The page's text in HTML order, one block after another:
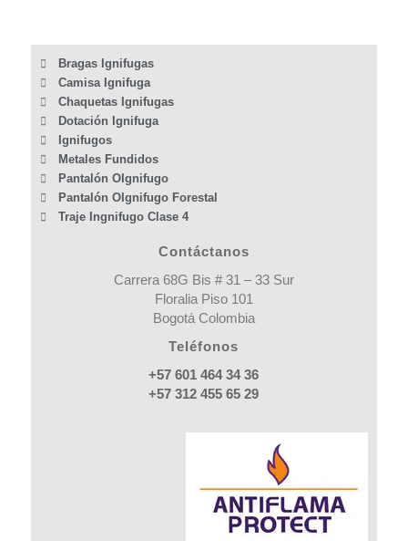
Bragas Ignifugas
Camisa Ignifuga
Chaquetas Ignifugas
Dotación Ignifuga
Ignifugos
Metales Fundidos
Pantalón OIgnifugo
Pantalón OIgnifugo Forestal
Traje Ingnifugo Clase 4
Contáctanos
Carrera 68G Bis # 31 – 33 Sur
Floralia Piso 101
Bogotá Colombia
Teléfonos
+57 601 464 34 36
+57 312 455 65 29